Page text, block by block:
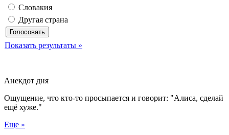
Словакия
Другая страна
Показать результаты »
Анекдот дня
Ощущение, что кто-то просыпается и говорит: "Алиса, сделай
ещё хуже."
Еще »